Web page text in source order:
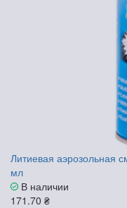
Литиевая аэрозольная
мл
В наличии
171.70 ₴